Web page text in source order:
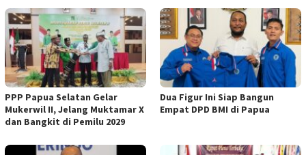
PPP Papua Selatan Gelar
Mukerwil II, Jelang Muktamar X
dan Bangkit di Pemilu 2029
Dua Figur Ini Siap Bangun
Empat DPD BMI di Papua